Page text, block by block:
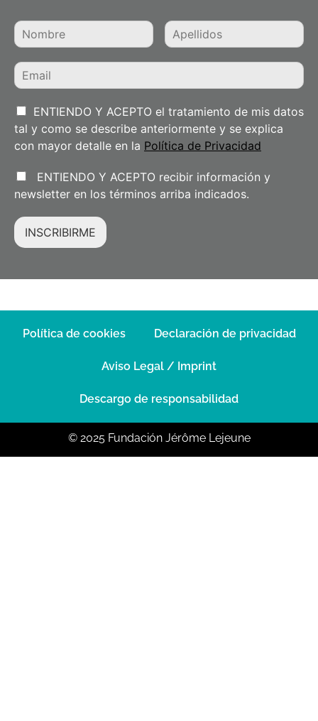
ENTIENDO Y ACEPTO el tratamiento de mis datos
tal y como se describe anteriormente y se explica
con mayor detalle en la Política de Privacidad
ENTIENDO Y ACEPTO recibir información y
newsletter en los términos arriba indicados.
INSCRIBIRME
Política de cookies Declaración de privacidad
Aviso Legal / Imprint
Descargo de responsabilidad
© 2025 Fundación Jérôme Lejeune